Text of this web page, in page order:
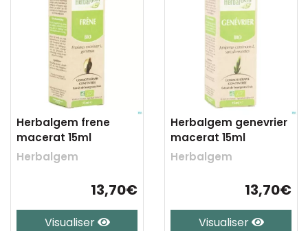
Herbalgem frene
macerat 15ml
Herbalgem
13,70€
Visualiser
Herbalgem genevrier
macerat 15ml
Herbalgem
13,70€
Visualiser